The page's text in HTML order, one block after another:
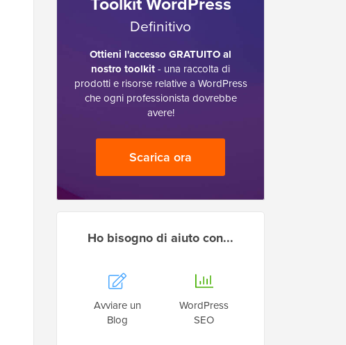
Definitivo
Ottieni l'accesso GRATUITO al
nostro toolkit- una raccolta di
prodotti e risorse relative a WordPress
che ogni professionista dovrebbe
avere!
Scarica ora
Ho bisogno di aiuto con...
Avviare un
Blog
WordPress
SEO